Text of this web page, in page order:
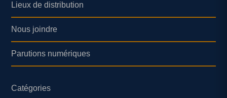
Lieux de distribution
Nous joindre
Parutions numériques
Catégories